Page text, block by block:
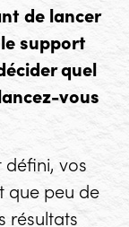
de lancer
support
quel
vous
défini, vos
que peu de
résultats